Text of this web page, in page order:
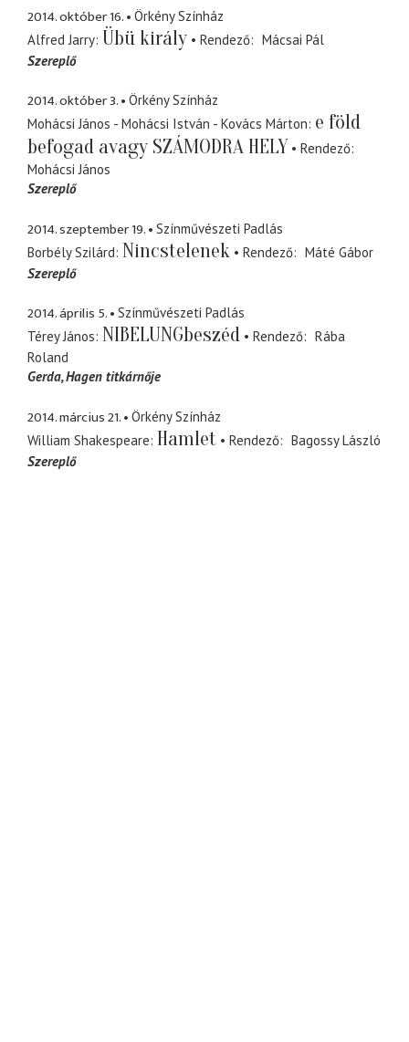
2014. október 16.
Örkény Színház
Alfred Jarry Übü király Rendező
Mácsai Pál
Szereplő
2014. október 3.
Örkény Színház
Mohácsi János - Mohácsi István - Kovács Márton e föld
befogad avagy SZÁMODRA HELY
Rendező
Mohácsi János
Szereplő
2014. szeptember 19.
Színművészeti Padlás
Borbély Szilárd Nincstelenek Rendező
Máté Gábor
Szereplő
2014. április 5.
Színművészeti Padlás
Térey János NIBELUNGbeszéd Rendező
Rába
Roland
Gerda Hagen titkárnője
2014. március 21.
Örkény Színház
William Shakespeare Hamlet Rendező
Bagossy László
Szereplő